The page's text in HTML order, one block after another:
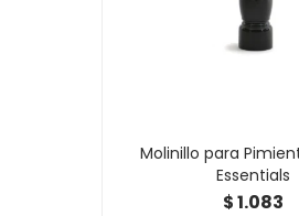
Molinillo para
Essentials
$1.083